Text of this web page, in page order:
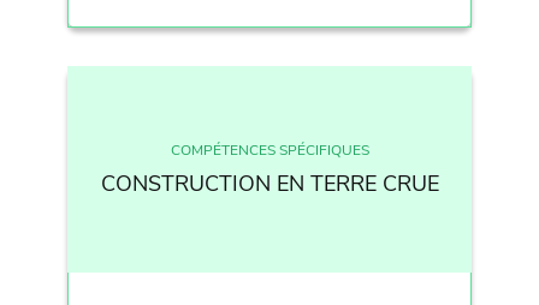
COMPÉTENCES SPÉCIFIQUES
CONSTRUCTION EN TERRE CRUE